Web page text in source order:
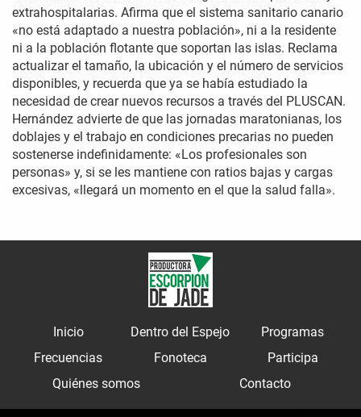
extrahospitalarias. Afirma que el sistema sanitario canario
«no está adaptado a nuestra población», ni a la residente
ni a la población flotante que soportan las islas. Reclama
actualizar el tamaño, la ubicación y el número de servicios
disponibles, y recuerda que ya se había estudiado la
necesidad de crear nuevos recursos a través del PLUSCAN.
Hernández advierte de que las jornadas maratonianas, los
doblajes y el trabajo en condiciones precarias no pueden
sostenerse indefinidamente: «Los profesionales son
personas» y, si se les mantiene con ratios bajas y cargas
excesivas, «llegará un momento en el que la salud falla».
Inicio Dentro del Espejo
Programas
Frecuencias
Fonoteca
Participa
Quiénes somos
Contacto